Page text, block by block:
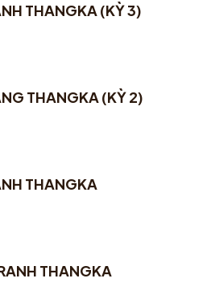
THANGKA (KỲ 3)
THANGKA (KỲ 2)
THANGKA
THANGKA